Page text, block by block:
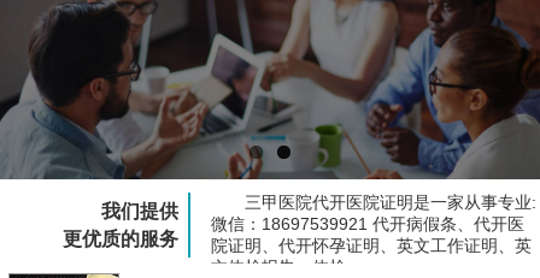
我们提供
更优质的服务
三甲医院代开医院证明是一家从事专业:
微信：18697539921 代开病假条、代开医
院证明、代开怀孕证明、英文工作证明、英
文体检报告、体检...